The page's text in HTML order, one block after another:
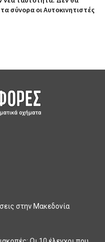
σύνορα οι Αυτοκινητιστές
στην Μακεδονία